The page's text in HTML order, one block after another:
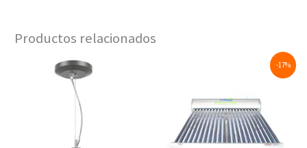
Productos relacionados
-17%
Current